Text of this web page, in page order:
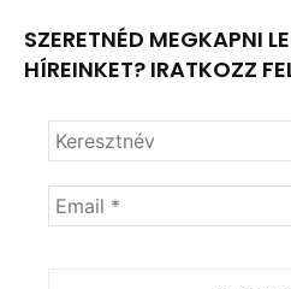
SZERETNÉD MEGKAPNI
HÍREINKET? IRATKOZZ